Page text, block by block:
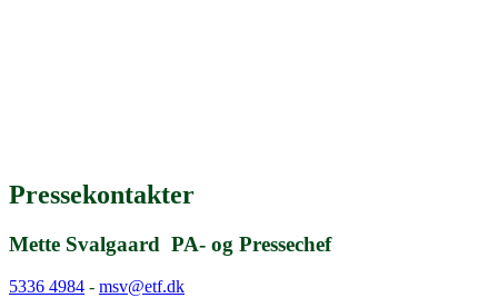
Pressekontakter
Mette Svalgaard PA- og Pressechef
5336 4984 - msv@etf.dk